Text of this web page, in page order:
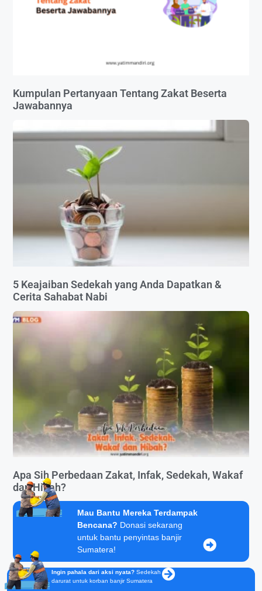
Kumpulan Pertanyaan Tentang Zakat Beserta
Jawabannya
5 Keajaiban Sedekah yang Anda Dapatkan &
Cerita Sahabat Nabi
Apa Sih Perbedaan Zakat, Infak, Sedekah, Wakaf
dan Hibah?
Mau Bantu Mereka Terdampak
Bencana? Donasi sekarang
untuk bantu penyintas banjir
Sumatera!
Ingin pahala dari aksi nyata? Sedekah
darurat untuk korban banjir Sumatera